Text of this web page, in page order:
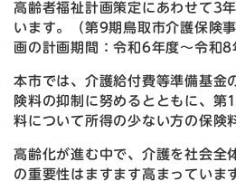
高齢者福祉計画策定にあわせて3
います。（第9期鳥取市介護保険
画の計画期間：令和6年度～令和8
本市では、介護給付費等準備基金
険料の抑制に努めるとともに、第
料について所得の少ない方の保険
高齢化が進む中で、介護を社会全
の重要性はますます高まっていま